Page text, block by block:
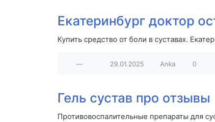
Екатеринбург доктор
Купить средство от боли в суставах.
— 29.01.2025 Anka 0
Гель сустав про отзывы
Противовоспалительные препараты для